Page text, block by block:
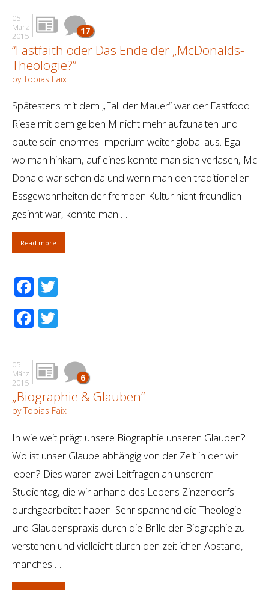
05
März
2015
17
“Fastfaith oder Das Ende der „McDonalds-
Theologie?”
by Tobias Faix
Spätestens mit dem „Fall der Mauer“ war der Fastfood
Riese mit dem gelben M nicht mehr aufzuhalten und
baute sein enormes Imperium weiter global aus. Egal
wo man hinkam, auf eines konnte man sich verlasen, Mc
Donald war schon da und wenn man den traditionellen
Essgewohnheiten der fremden Kultur nicht freundlich
gesinnt war, konnte man …
Read more
Facebook
Facebook
05
März
2015
6
„Biographie & Glauben“
by Tobias Faix
In wie weit prägt unsere Biographie unseren Glauben?
Wo ist unser Glaube abhängig von der Zeit in der wir
leben? Dies waren zwei Leitfragen an unserem
Studientag, die wir anhand des Lebens Zinzendorfs
durchgearbeitet haben. Sehr spannend die Theologie
und Glaubenspraxis durch die Brille der Biographie zu
verstehen und vielleicht durch den zeitlichen Abstand,
manches …